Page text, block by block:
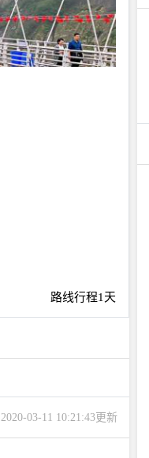
路线行程1天
2020-03-11 10:21:43更新